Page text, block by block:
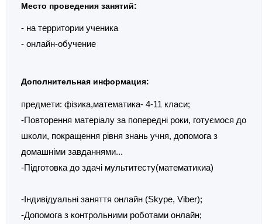
Место проведения занятий:
- на территории ученика
- онлайн-обучение
Дополнительная информация:
предмети: фізика,математика- 4-11 класи;
-Повторення матеріалу за попередні роки, готуємося до
школи, покращення рівня знань учня, допомога з
домашніми завданнями...
-Підготовка до здачі мультитесту(математикиа)
-Індивідуальні заняття онлайн (Skype, Viber);
-Допомога з контрольними роботами онлайн;